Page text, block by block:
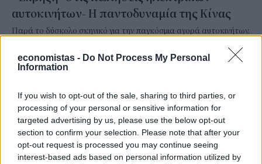
economistas - Do Not Process My Personal
Information
If you wish to opt-out of the sale, sharing to third parties, or
processing of your personal or sensitive information for
targeted advertising by us, please use the below opt-out
section to confirm your selection. Please note that after your
opt-out request is processed you may continue seeing
interest-based ads based on personal information utilized by
αυτοκινήτων- Η παντοδυναμία της Κίνας
Παρά το δύσκολο σκηνικό για την παγκόσμια αγορά αυτοκινήτων,
δεύτερο τρίμηνο του τρέχοντος έτους, καθώς η ενεργειακή κρίση
που πυροδοτήθηκε από τον πόλεμο στη Μέση Ανατολή έφερε
ΓΙΩΡΓΟΣ ΠΑΠΠΟΥΣ/04 Αυγ 2026